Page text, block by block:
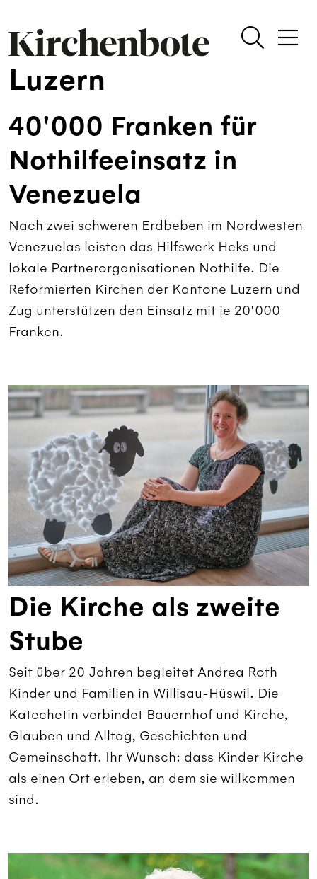
Luzern
40'000 Franken für
Nothilfeeinsatz in
Venezuela
Nach zwei schweren Erdbeben im Nordwesten
Venezuelas leisten das Hilfswerk Heks und
lokale Partnerorganisationen Nothilfe. Die
Reformierten Kirchen der Kantone Luzern und
Zug unterstützen den Einsatz mit je 20'000
Franken.
Die Kirche als zweite
Stube
Seit über 20 Jahren begleitet Andrea Roth
Kinder und Familien in Willisau-Hüswil. Die
Katechetin verbindet Bauernhof und Kirche,
Glauben und Alltag, Geschichten und
Gemeinschaft. Ihr Wunsch: dass Kinder Kirche
als einen Ort erleben, an dem sie willkommen
sind.